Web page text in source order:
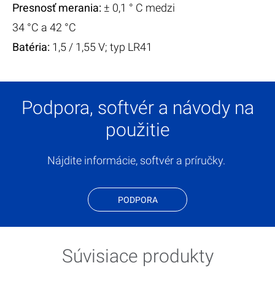
Presnosť merania:± 0,1 ° C medzi
34 °C a 42 °C
Batéria: 1,5 / 1,55 V; typ LR41
Podpora, softvér a návody na
použitie
Nájdite informácie, softvér a príručky.
PODPORA
Súvisiace produkty